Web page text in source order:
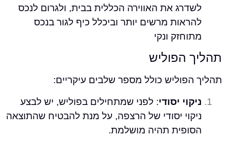
את האווירה הכללית בבית, ולגרום לנכס
מרשים יותר וביכלל כיף לגור בנכס
ונקי
כולל מספר שלבים עיקריים:
יסודי: לפני שמתחילים בפוליש, יש לבצע
יסודי של הרצפה, על מנת להבטיח שהתוצאה
תהיה מושלמת.